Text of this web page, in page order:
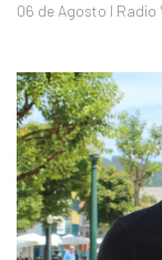
06 de Agosto I Radio